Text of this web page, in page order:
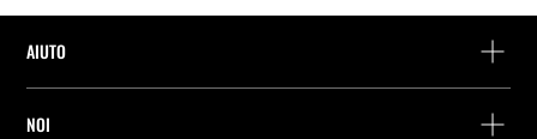
AIUTO
Rintraccia il tuo ordine
NOI